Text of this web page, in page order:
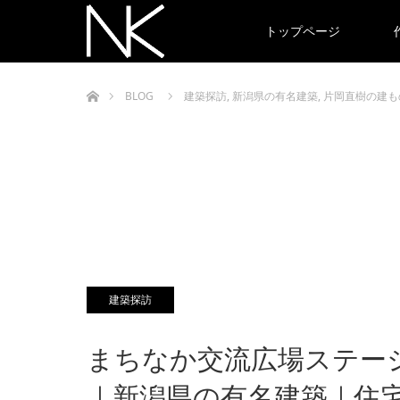
トップページ
BLOG
建築探訪, 新潟県の有名建築, 片岡直樹の建
建築探訪
まちなか交流広場ステ